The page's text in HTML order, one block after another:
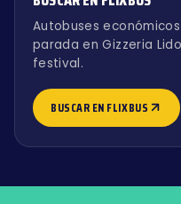
Autobuses
parada en Gizzeria
festival.
BUSCAR EN FLIXBUS